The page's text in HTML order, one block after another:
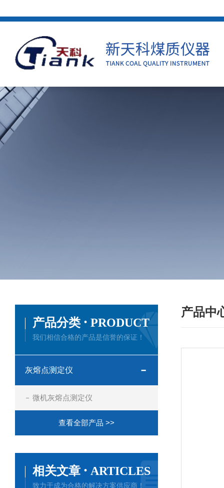
产品中
产品分类 · PRODUCT
我们相信合格的产品是信誉的保证！
灰熔点测定仪
微机灰熔点测定仪
查看全部产品 >>
相关文章 · ARTICLES
致力于成为合格的解决方案供应商！